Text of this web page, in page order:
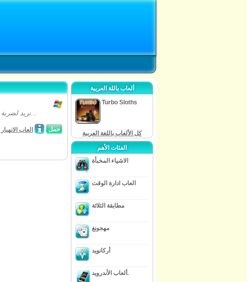
نريد لضربة شيء ما؟ الانفجار هو عامل المنجم الفيزياء القائم على لعبة اللغز ، حيث...
حمل العاب الانهيار
ألعاب باللة العربية
Turbo Sloths
كل الألعاب باللغة العربية
الفئات الأهم
الاشياء المخبأة
العاب ادارة الوقت
مطابقة الثلاثة
مهجونغ
أركانويد
ألعاب الأندرويد.